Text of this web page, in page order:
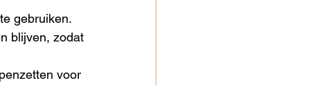
gebruiken.
blijven, zodat
voor